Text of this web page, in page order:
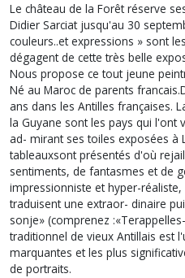
Le château de la Forêt réserve
Didier Sarciat jusqu'au 30
couleurs..et expressions » sont
dégagent de cette très belle
Nous propose ce tout jeune
Né au Maroc de parents
ans dans les Antilles françaises.
la Guyane sont les pays qui l'ont
ad- mirant ses toiles exposées à
tableauxsont présentés d'où
sentiments, de fantasmes et de
impressionniste et hyper-
traduisent une extraor- dinaire
sonje» (comprenez
traditionnel de vieux Antillais est
marquantes et les plus
de portraits.